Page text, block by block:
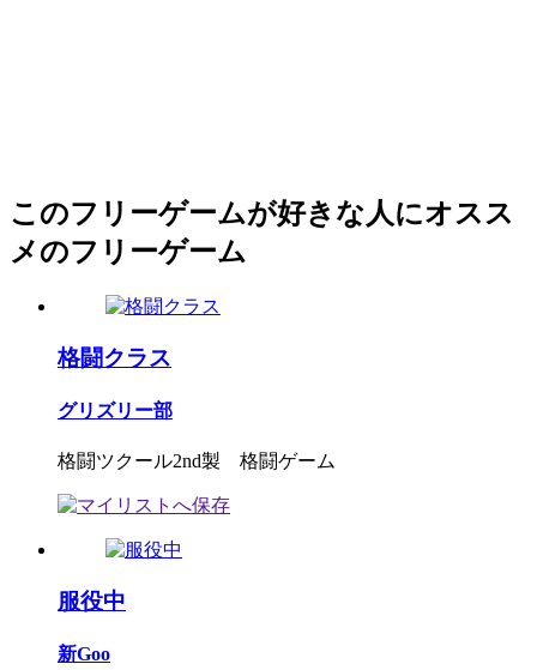
このフリーゲームが好きな人にオスス
メのフリーゲーム
格闘クラス
グリズリー部
格闘ツクール2nd製 格闘ゲーム
服役中
新Goo